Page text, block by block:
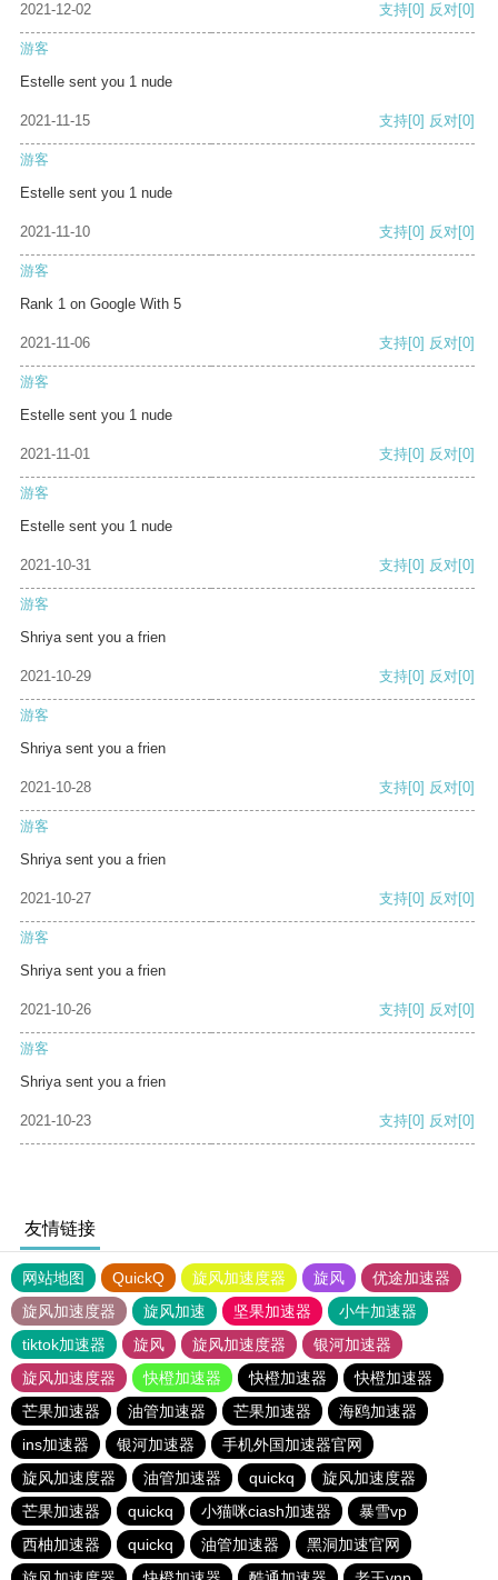
2021-12-02 支持[0] 反对[0]
游客
Estelle sent you 1 nude
2021-11-15 支持[0] 反对[0]
游客
Estelle sent you 1 nude
2021-11-10 支持[0] 反对[0]
游客
Rank 1 on Google With 5
2021-11-06 支持[0] 反对[0]
游客
Estelle sent you 1 nude
2021-11-01 支持[0] 反对[0]
游客
Estelle sent you 1 nude
2021-10-31 支持[0] 反对[0]
游客
Shriya sent you a frien
2021-10-29 支持[0] 反对[0]
游客
Shriya sent you a frien
2021-10-28 支持[0] 反对[0]
游客
Shriya sent you a frien
2021-10-27 支持[0] 反对[0]
游客
Shriya sent you a frien
2021-10-26 支持[0] 反对[0]
游客
Shriya sent you a frien
2021-10-23 支持[0] 反对[0]
友情链接
网站地图 QuickQ 旋风加速度器 旋风
优途加速器
旋风加速度器
旋风加速 坚果加速器
小牛加速器
tiktok加速器
旋风 旋风加速度器
银河加速器
旋风加速度器
快橙加速器 快橙加速器
快橙加速器
芒果加速器
油管加速器 芒果加速器
海鸥加速器
ins加速器
银河加速器
手机外国加速器官网
旋风加速度器
油管加速器 quickq
旋风加速度器
芒果加速器
quickq 小猫咪ciash加速器
暴雪vp
西柚加速器
quickq 油管加速器
黑洞加速官网